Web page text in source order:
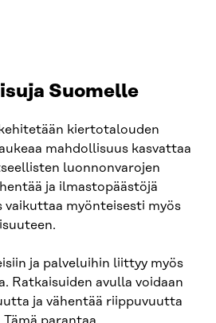
Suomelle
kiertotalouden
mahdollisuus kasvattaa
luonnonvarojen
ja ilmastopäästöjä
myönteisesti myös
ja palveluihin liittyy myös
Ratkaisuiden avulla voidaan
ja vähentää riippuvuutta